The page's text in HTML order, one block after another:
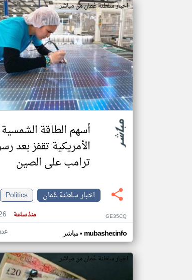
اخبار سلطنة عُمان من مباشر
أسهم الطاقة الشمسية
الأمريكية تقفز بعد
ترامب على الصين
اخبار سلطنة عُمان
Politics
منذ ساعة GE35CQ
مباشر• mubasher.info
اخبار سلطنة عُمان من مباشر